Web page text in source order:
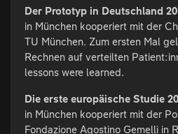
Der Prototyp in Deutschland
in München kooperiert mit der
TU München. Zum ersten Mal
Rechnen auf verteilten
lessons were learned.
Die erste europäische Studie
in München kooperiert mit der
Fondazione Agostino Gemelli in